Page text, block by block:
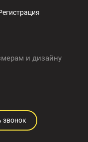
и дизайну
звонок